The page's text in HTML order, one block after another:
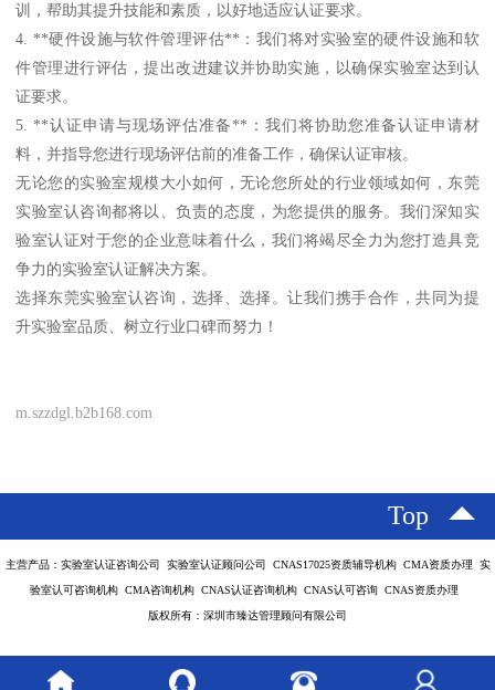
训，帮助其提升技能和素质，以好地适应认证要求。
4. **硬件设施与软件管理评估**：我们将对实验室的硬件设施和软
件管理进行评估，提出改进建议并协助实施，以确保实验室达到认
证要求。
5. **认证申请与现场评估准备**：我们将协助您准备认证申请材
料，并指导您进行现场评估前的准备工作，确保认证审核。
无论您的实验室规模大小如何，无论您所处的行业领域如何，东莞
实验室认咨询都将以、负责的态度，为您提供的服务。我们深知实
验室认证对于您的企业意味着什么，我们将竭尽全力为您打造具竞
争力的实验室认证解决方案。
选择东莞实验室认咨询，选择、选择。让我们携手合作，共同为提
升实验室品质、树立行业口碑而努力！
m.szzdgl.b2b168.com
Top
主营产品：实验室认证咨询公司 实验室认证顾问公司 CNAS17025资质辅导机构 CMA资质办理 实
验室认可咨询机构 CMA咨询机构 CNAS认证咨询机构 CNAS认可咨询 CNAS资质办理
版权所有：深圳市臻达管理顾问有限公司